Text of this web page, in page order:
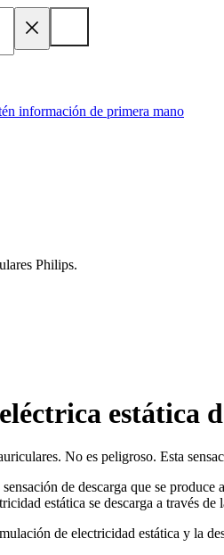
información de primera mano
Philips.
estática
No es peligroso. Esta
de descarga que se
estática se descarga a través de
de electricidad estática y la